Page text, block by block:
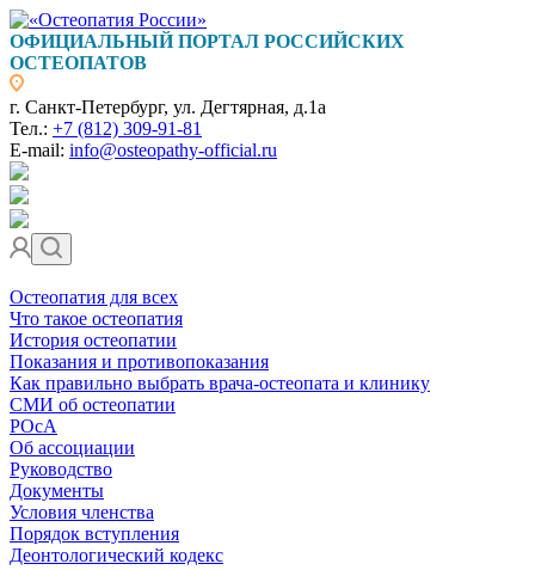
ОФИЦИАЛЬНЫЙ ПОРТАЛ РОССИЙСКИХ
ОСТЕОПАТОВ
г. Санкт-Петербург, ул. Дегтярная, д.1а
Тел.: +7 (812) 309-91-81
E-mail: info@osteopathy-official.ru
Остеопатия для всех
Что такое остеопатия
История остеопатии
Показания и противопоказания
Как правильно выбрать врача-остеопата и клинику
СМИ об остеопатии
РОсА
Об ассоциации
Руководство
Документы
Условия членства
Порядок вступления
Деонтологический кодекс